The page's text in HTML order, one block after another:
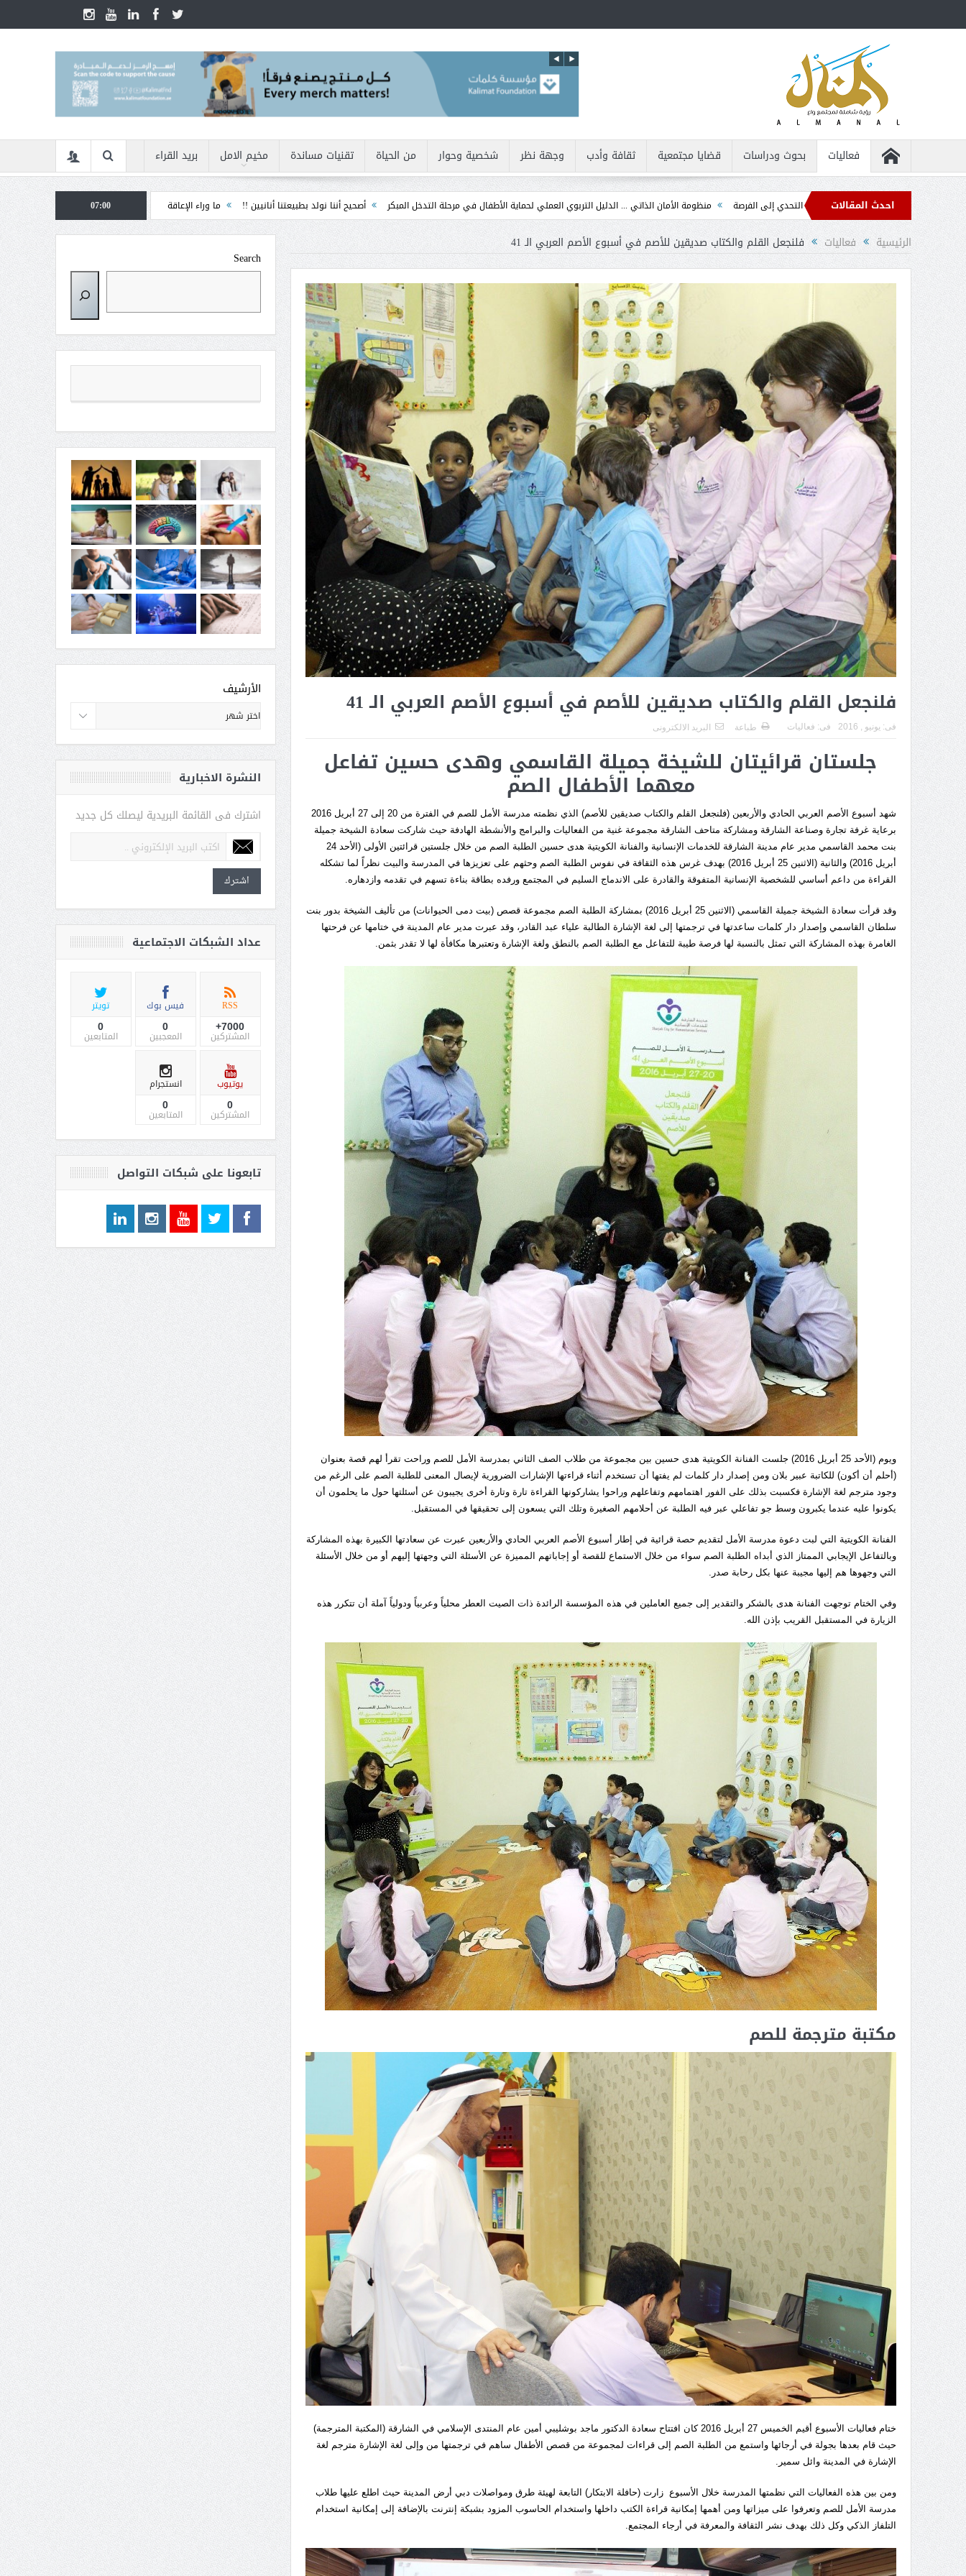
فعاليات بحوث ودراسات قضايا مجتمعية ثقافة وأدب وجهة نظر شخصية وحوار من الحياة تقنيات مساندة مخيم الامل بريد القراء
احدث المقالات
... من التحدي إلى الفرصة منظومة الأمان الذاتي ... الدليل التربوي العملي لحماية الأطفال في مرحلة التدخل المبكر أصحيح أننا نولد بطبيعتنا أنانيين !! ما وراء الإعاقة الأمن السيبراني في زمن الأزمات ... كيف نحمي أنفسنا من التضليل
07:00
الرئيسية فعاليات فلنجعل القلم والكتاب صديقين للأصم في أسبوع الأصم العربي الـ 41
فلنجعل القلم والكتاب صديقين للأصم في أسبوع الأصم العربي الـ 41
فى: يونيو , 2016 فى: فعاليات طباعة البريد الالكترونى
جلستان قرائيتان للشيخة جميلة القاسمي وهدى حسين تفاعل
معهما الأطفال الصم
شهد أسبوع الأصم العربي الحادي والأربعين (فلنجعل القلم والكتاب صديقين للأصم) الذي نظمته مدرسة الأمل للصم في الفترة من 20 إلى 27 أبريل 2016
برعاية غرفة تجارة وصناعة الشارقة ومشاركة متاحف الشارقة مجموعة غنية من الفعاليات والبرامج والأنشطة الهادفة حيث شاركت سعادة الشيخة جميلة
بنت محمد القاسمي مدير عام مدينة الشارقة للخدمات الإنسانية والفنانة الكويتية هدى حسين الطلبة الصم من خلال جلستين قرائتين الأولى (الأحد 24
أبريل 2016) والثانية (الاثنين 25 أبريل 2016) بهدف غرس هذه الثقافة في نفوس الطلبة الصم وحثهم على تعزيزها في المدرسة والبيت نظراً لما تشكله
القراءة من داعم أساسي للشخصية الإنسانية المتفوقة والقادرة على الاندماج السليم في المجتمع ورفده بطاقة بناءة تسهم في تقدمه وازدهاره.
وقد قرأت سعادة الشيخة جميلة القاسمي (الاثنين 25 أبريل 2016) بمشاركة الطلبة الصم مجموعة قصص (بيت دمى الحيوانات) من تأليف الشيخة بدور بنت
سلطان القاسمي وإصدار دار كلمات ساعدتها في ترجمتها إلى لغة الإشارة الطالبة علياء عبد القادر، وقد عبرت مدير عام المدينة في ختامها عن فرحتها
الغامرة بهذه المشاركة التي تمثل بالنسبة لها فرصة طيبة للتفاعل مع الطلبة الصم بالنطق ولغة الإشارة وتعتبرها مكافأة لها لا تقدر بثمن.
ويوم (الأحد 25 أبريل 2016) جلست الفنانة الكويتية هدى حسين بين مجموعة من طلاب الصف الثاني بمدرسة الأمل للصم وراحت تقرأ لهم قصة بعنوان
(أحلم أن أكون) للكاتبة عبير بلان ومن إصدار دار كلمات لم يفتها أن تستخدم أثناء قراءتها الإشارات الضرورية لإيصال المعنى للطلبة الصم على الرغم من
وجود مترجم لغة الإشارة فكسبت بذلك على الفور اهتمامهم وتفاعلهم وراحوا يشاركونها القراءة تارة وتارة أخرى يجيبون عن أسئلتها حول ما يحلمون أن
يكونوا عليه عندما يكبرون وسط جو تفاعلي عبر فيه الطلبة عن أحلامهم الصغيرة وتلك التي يسعون إلى تحقيقها في المستقبل.
الفنانة الكويتية التي لبت دعوة مدرسة الأمل لتقديم حصة قرائية في إطار أسبوع الأصم العربي الحادي والأربعين عبرت عن سعادتها الكبيرة بهذه المشاركة
وبالتفاعل الإيجابي الممتاز الذي أبداه الطلبة الصم سواء من خلال الاستماع للقصة أو إجاباتهم المميزة عن الأسئلة التي وجهتها إليهم أو من خلال الأسئلة
التي وجهوها هم إليها مجيبة عنها بكل رحابة صدر.
وفي الختام توجهت الفنانة هدى بالشكر والتقدير إلى جميع العاملين في هذه المؤسسة الرائدة ذات الصيت العطر محلياً وعربياً ودولياً آملة أن تتكرر هذه
الزيارة في المستقبل القريب بإذن الله.
مكتبة مترجمة للصم
ختام فعاليات الأسبوع أقيم الخميس 27 أبريل 2016 كان افتتاح سعادة الدكتور ماجد بوشليبي أمين عام المنتدى الإسلامي في الشارقة (المكتبة المترجمة)
حيث قام بعدها بجولة في أرجائها واستمع من الطلبة الصم إلى قراءات لمجموعة من قصص الأطفال ساهم في ترجمتها من وإلى لغة الإشارة مترجم لغة
الإشارة في المدينة وائل سمير.
ومن بين هذه الفعاليات التي نظمتها المدرسة خلال الأسبوع زارت (حافلة الابتكار) التابعة لهيئة طرق ومواصلات دبي أرض المدينة حيث اطلع عليها طلاب
مدرسة الأمل للصم وتعرفوا على ميزاتها ومن أهمها إمكانية قراءة الكتب داخلها واستخدام الحاسوب المزود بشبكة إنترنت بالإضافة إلى إمكانية استخدام
التلفاز الذكي وكل ذلك بهدف نشر الثقافة والمعرفة في أرجاء المجتمع.
Search
الأرشيف
النشرة الاخبارية
اشترك فى القائمة البريدية ليصلك كل جديد
اشترك
عداد الشبكات الاجتماعية
RSS
7000+
المشتركين
فيس بوك
0
المعجبين
تويتر
0
المتابعين
يوتيوب
0
المشتركين
انستجرام
0
المتابعين
تابعونا على شبكات التواصل